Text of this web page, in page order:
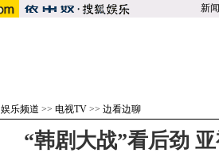
新闻
娱乐频道 >> 电视TV >> 边看边聊
“韩剧大战”看后劲